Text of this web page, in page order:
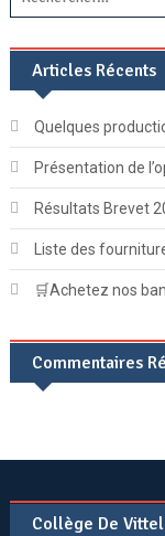
Articles Récents
Quelques
Présentation de
Résultats Brevet
Liste des
🛒Achetez nos
Commentaires
Collège De Vittel